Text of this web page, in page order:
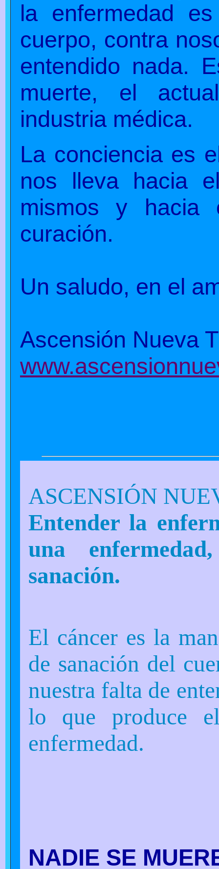
la enfermedad
cuerpo, contra
entendido nada.
muerte, el
industria médica.
La conciencia es
nos lleva hacia
mismos y
curación.
Un saludo, en el
Ascensión Nueva
ASCENSIÓN
Entender la
una
sanación.
El cáncer es la
de sanación del
nuestra falta de
lo que produce
enfermedad.
NADIE SE